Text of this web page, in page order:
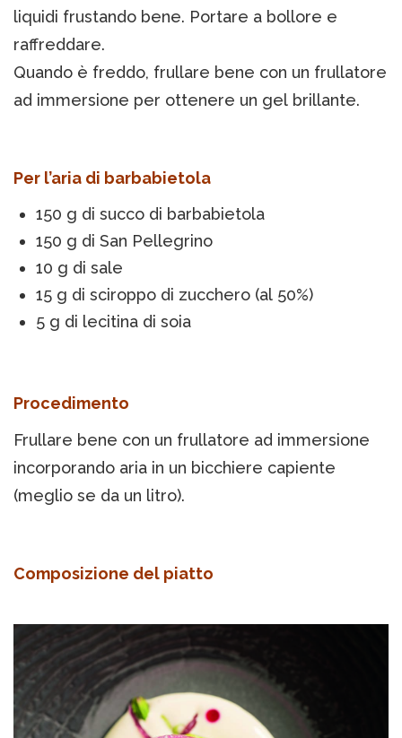
liquidi frustando bene. Portare a bollore e
raffreddare.
Quando è freddo, frullare bene con un frullatore
ad immersione per ottenere un gel brillante.
Per l’aria di barbabietola
150 g di succo di barbabietola
150 g di San Pellegrino
10 g di sale
15 g di sciroppo di zucchero (al 50%)
5 g di lecitina di soia
Procedimento
Frullare bene con un frullatore ad immersione
incorporando aria in un bicchiere capiente
(meglio se da un litro).
Composizione del piatto